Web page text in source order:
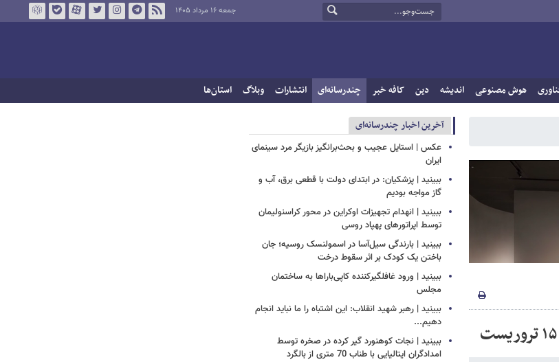
جمعه ۱۶ مرداد ۱۴۰۵
هوش مصنوعی اندیشه دین کافه خبر چندرسانه‌ای انتشارات وبلاگ استان‌ها
آخرین اخبار چندرسانه‌ای
عکس | استایل عجیب و بحث‌برانگیز بازیگر مرد سینمای
ایران
ببینید | پزشکیان: در ابتدای دولت با قطعی برق، آب و
گاز مواجه بودیم
ببینید | انهدام تجهیزات اوکراین در محور کراسنولیمان
توسط اپراتورهای پهپاد روسی
ببینید | بارندگی سیل‌آسا در اسمولنسک روسیه؛ جان
باختن یک کودک بر اثر سقوط درخت
ببینید | ورود غافلگیرکننده کاپی‌باراها به ساختمان
مجلس
ببینید | رهبر شهید انقلاب: این اشتباه را ما نباید انجام
دهیم...
ببینید | نجات کوهنورد گیر کرده در صخره توسط
امدادگران ایتالیایی با طناب 70 متری از بالگرد